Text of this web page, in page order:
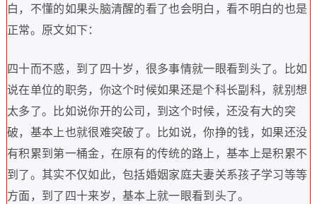
白， 不懂的如果头脑清醒的看了也会明白 ，看不明白的也是
正常。 原文如下：
四十而不惑， 到了四十岁 ， 很多事情就一眼看到头了。 比如
说在单位的职务， 你这个时候如果还是个科长副科，就别想
太多了。 比如说你开的公司， 到这个时候，还没有大的突
破， 基本上也就很难突破了。 比如说，你挣的钱，如果还没
有积累到第一桶金， 在原有的传统的路上，基本上是积累不
到了。 其实不仅如此，包括婚姻家庭夫妻关系孩子学习等等
方面， 到了四十来岁，基本上就一眼看到头了。